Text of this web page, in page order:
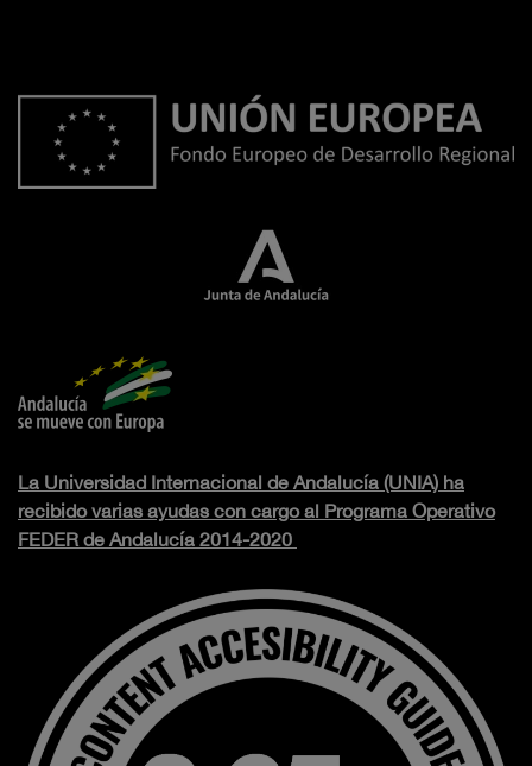
La Universidad Internacional de Andalucía (UNIA) ha
recibido varias ayudas con cargo al Programa Operativo
FEDER de Andalucía 2014-2020